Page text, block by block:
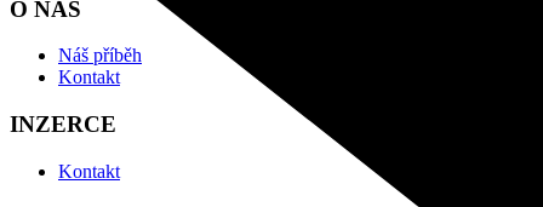
O NÁS
Náš příběh
Kontakt
INZERCE
Kontakt